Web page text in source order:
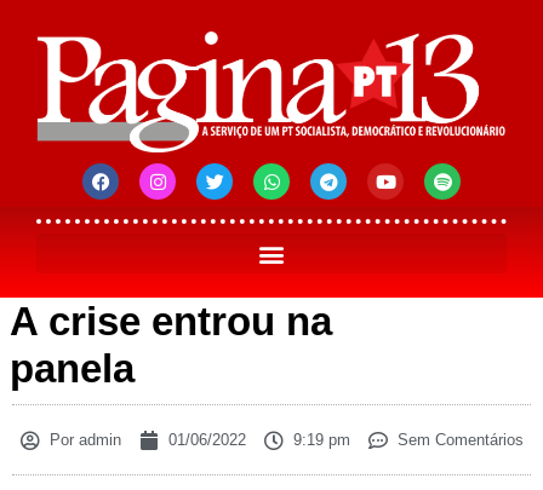
A crise entrou na
panela
Poradmin 01/06/2022 9:19 pm Sem Comentários